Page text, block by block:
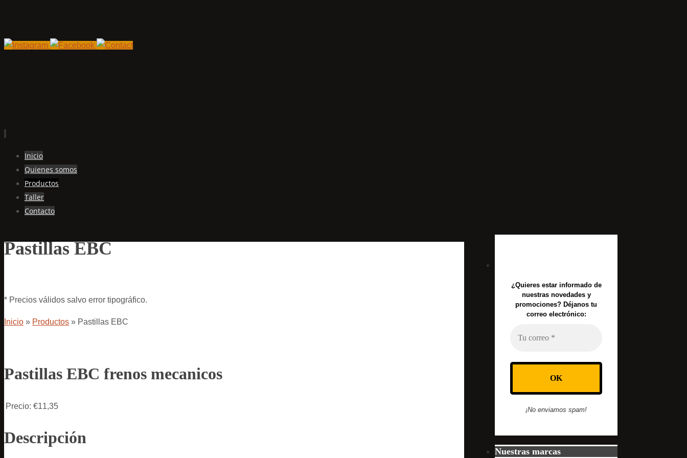
contenido
Inicio
Quienes somos
Productos
Taller
Contacto
Pastillas EBC
* Precios válidos salvo error tipográfico.
Inicio » Productos » Pastillas EBC
Pastillas EBC frenos mecanicos
Precio: €11,35
Descripción
¿Quieres estar informado de
nuestras novedades y
promociones? Déjanos tu
correo electrónico:
¡No enviamos spam!
Nuestras marcas